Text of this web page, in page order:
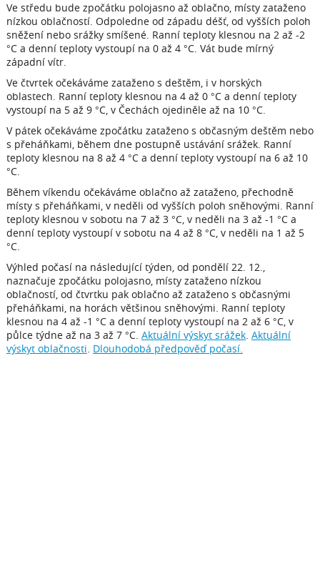
Ve středu bude zpočátku polojasno až oblačno, místy zataženo
nízkou oblačností. Odpoledne od západu déšť, od vyšších poloh
sněžení nebo srážky smíšené. Ranní teploty klesnou na 2 až -2
°C a denní teploty vystoupí na 0 až 4 °C. Vát bude mírný
západní vítr.
Ve čtvrtek očekáváme zataženo s deštěm, i v horských
oblastech. Ranní teploty klesnou na 4 až 0 °C a denní teploty
vystoupí na 5 až 9 °C, v Čechách ojediněle až na 10 °C.
V pátek očekáváme zpočátku zataženo s občasným deštěm nebo
s přeháňkami, během dne postupně ustávání srážek. Ranní
teploty klesnou na 8 až 4 °C a denní teploty vystoupí na 6 až 10
°C.
Během víkendu očekáváme oblačno až zataženo, přechodně
místy s přeháňkami, v neděli od vyšších poloh sněhovými. Ranní
teploty klesnou v sobotu na 7 až 3 °C, v neděli na 3 až -1 °C a
denní teploty vystoupí v sobotu na 4 až 8 °C, v neděli na 1 až 5
°C.
Výhled počasí na následující týden, od pondělí 22. 12.,
naznačuje zpočátku polojasno, místy zataženo nízkou
oblačností, od čtvrtku pak oblačno až zataženo s občasnými
přeháňkami, na horách většinou sněhovými. Ranní teploty
klesnou na 4 až -1 °C a denní teploty vystoupí na 2 až 6 °C, v
půlce týdne až na 3 až 7 °C. Aktuální výskyt srážek. Aktuální
výskyt oblačnosti. Dlouhodobá předpověď počasí.